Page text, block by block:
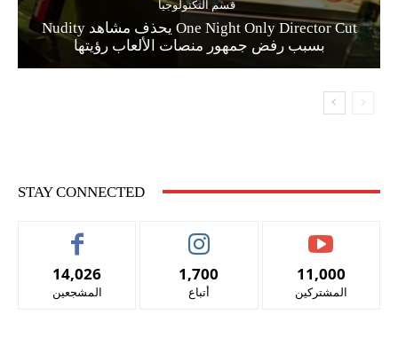
قسم التكنولوجيا
One Night Only Director Cut يحذف مشاهد Nudity
بسبب رفض جمهور منصات الألعاب رؤيتها
STAY CONNECTED
14,026
المشجعين
1,700
أتباع
11,000
المشتركين